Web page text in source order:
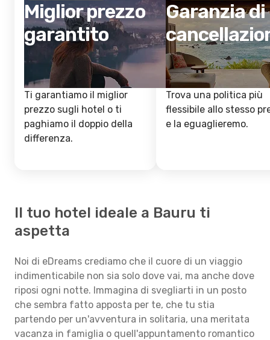
Miglior prezzo
garantito
Ti garantiamo il miglior
prezzo sugli hotel o ti
paghiamo il doppio della
differenza.
Garanzia di
Trova una politica più
flessibile allo stesso
e la eguaglieremo.
Il tuo hotel ideale a Bauru ti
aspetta
Noi di eDreams crediamo che il cuore di un viaggio
indimenticabile non sia solo dove vai, ma anche dove
riposi ogni notte. Immagina di svegliarti in un posto
che sembra fatto apposta per te, che tu stia
partendo per un'avventura in solitaria, una meritata
vacanza in famiglia o quell'appuntamento romantico